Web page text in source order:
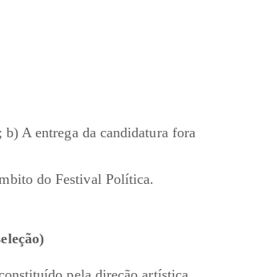
A entrega da candidatura fora
do Festival Política.